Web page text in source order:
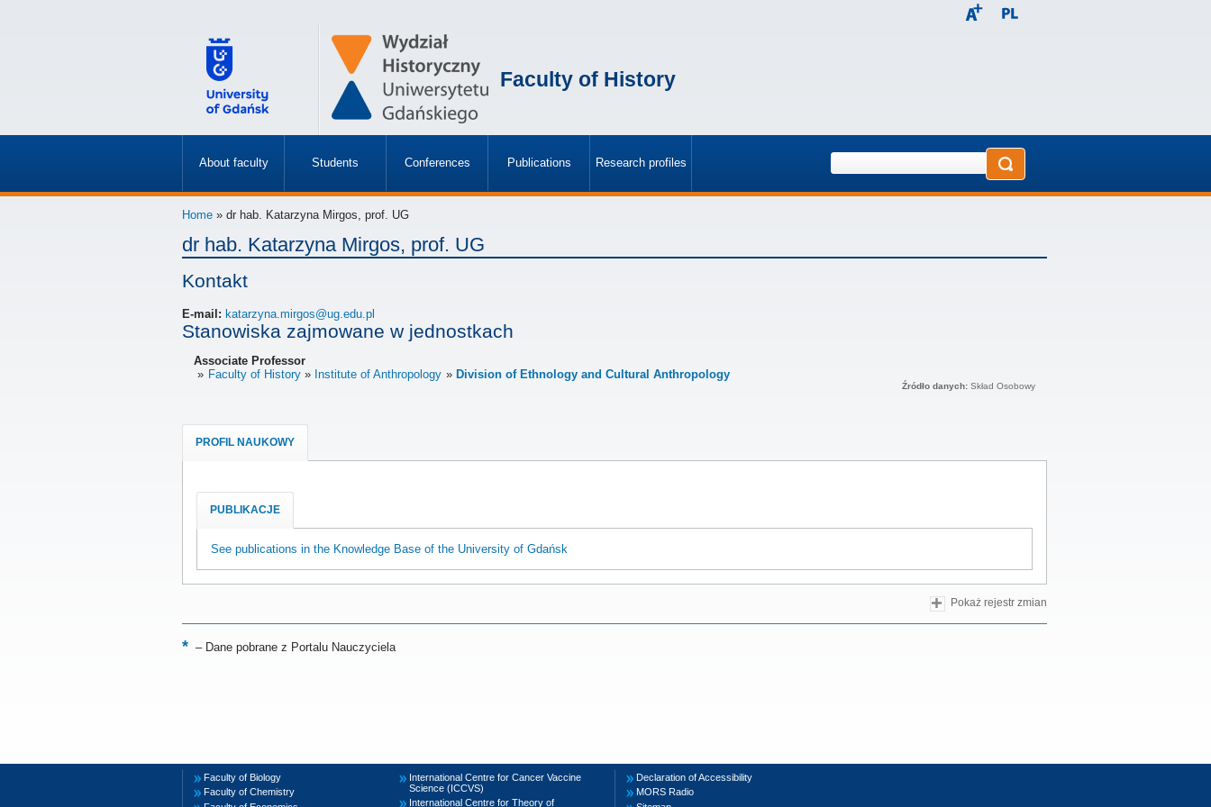
Faculty of History
About faculty
»
Students
»
Conferences
»
Publications Research profiles
»
Home » dr hab. Katarzyna Mirgos, prof. UG
dr hab. Katarzyna Mirgos, prof. UG
Kontakt
E-mail: katarzyna.mirgos@ug.edu.pl
Stanowiska zajmowane w jednostkach
Associate Professor
Faculty of History
Institute of Anthropology Division of Ethnology and Cultural Anthropology
Źródło danych: Skład Osobowy
PROFIL NAUKOWY
PUBLIKACJE
See publications in the Knowledge Base of the University of Gdańsk
Pokaż rejestr zmian
–Dane pobrane z Portalu Nauczyciela
Faculty of Biology
Faculty of Chemistry
International Centre for Cancer Vaccine
Science (ICCVS)
International Centre for Theory of
Declaration of Accessibility
MORS Radio